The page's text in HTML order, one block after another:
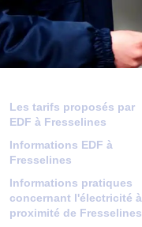
Les tarifs proposés par
EDF à Fresselines
Informations EDF à
Fresselines
Informations pratiques
concernant l'électricité à
proximité de Fresselines